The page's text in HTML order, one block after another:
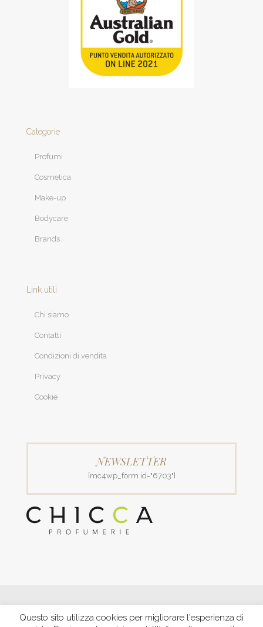
Categorie
Profumi
Cosmetica
Make-up
Bodycare
Brands
Link utili
Chi siamo
Contatti
Condizioni di vendita
Privacy
Cookie
NEWSLETTER
[mc4wp_form id="6703"]
C.F. PLVNPT51B44G157J P. IVA IT00426970422 |PRIVACY
Questo sito utilizza cookies per migliorare l'esperienza di